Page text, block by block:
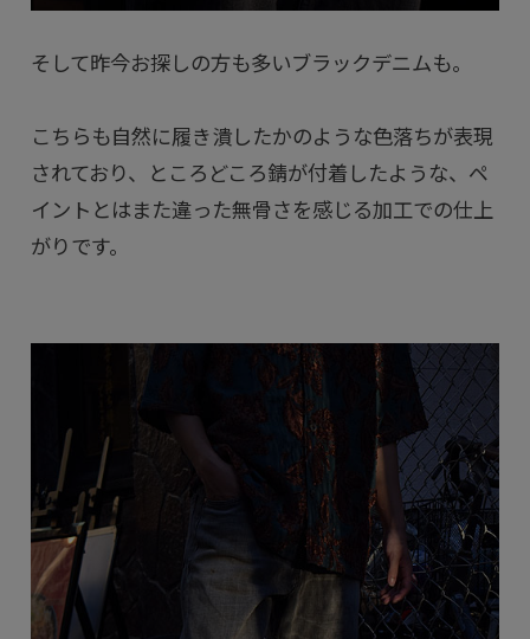
そして昨今お探しの方も多いブラックデニムも。
こちらも自然に履き潰したかのような色落ちが表現
されており、ところどころ錆が付着したような、ペ
イントとはまた違った無骨さを感じる加工での仕上
がりです。